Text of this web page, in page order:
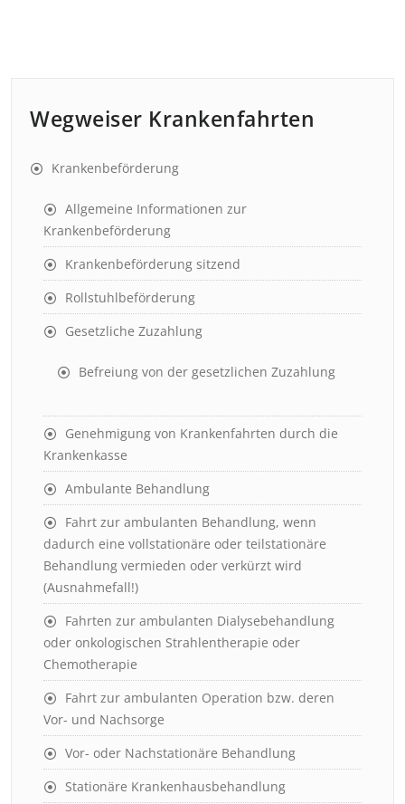
Wegweiser Krankenfahrten
Krankenbeförderung
Allgemeine Informationen zur
Krankenbeförderung
Krankenbeförderung sitzend
Rollstuhlbeförderung
Gesetzliche Zuzahlung
Befreiung von der gesetzlichen Zuzahlung
Genehmigung von Krankenfahrten durch die
Krankenkasse
Ambulante Behandlung
Fahrt zur ambulanten Behandlung, wenn
dadurch eine vollstationäre oder teilstationäre
Behandlung vermieden oder verkürzt wird
(Ausnahmefall!)
Fahrten zur ambulanten Dialysebehandlung
oder onkologischen Strahlentherapie oder
Chemotherapie
Fahrt zur ambulanten Operation bzw. deren
Vor- und Nachsorge
Vor- oder Nachstationäre Behandlung
Stationäre Krankenhausbehandlung